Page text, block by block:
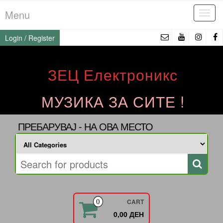
to
the
content
Menu
Login / Register
ЗЕЦ Електроникс
МУЗИКА ЗА СИТЕ !
ПРЕБАРУВАЈ - НА ОВА МЕСТО
0 CART
0,00 ДЕН